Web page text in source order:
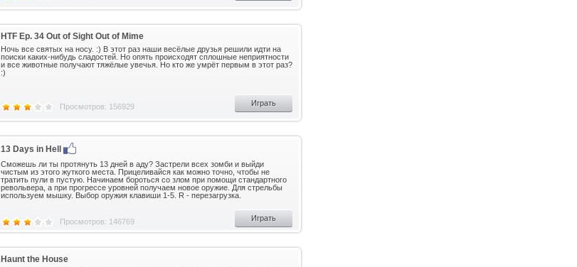
HTF Ep. 34 Out of Sight Out of Mime
Ночь все святых на носу. :) В этот раз наши весёлые друзья решили идти на
поиски каких-нибудь сладостей. Но опять происходят сплошные неприятности
и все животные получают тяжёлые увечья. Но кто же умрёт первым в этот раз?
:)
Просмотров: 156929 Играть
13 Days in Hell
Сможешь ли ты протянуть 13 дней в аду? Застрели всех зомби и выйди
чистым из этого жуткого места. Прицеливайся как можно точно, чтобы не
тратить пули в пустую. Начинаем бороться со злом при помощи стандартного
револьвера, а при прогрессе уровней получаем новое оружие. Для стрельбы
используем мышку. Выбор оружия клавиши 1-5. R - перезагрузка.
Просмотров: 146769 Играть
Haunt the House